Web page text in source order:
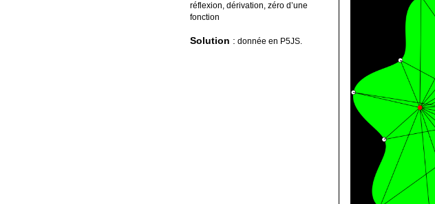
réflexion, dérivation, zéro d’une
fonction
Solution : donnée en P5JS.